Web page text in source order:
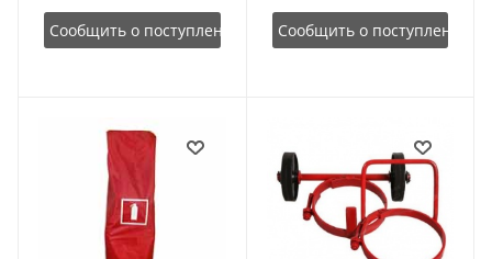
Сообщить о поступлении Сообщить о поступлении